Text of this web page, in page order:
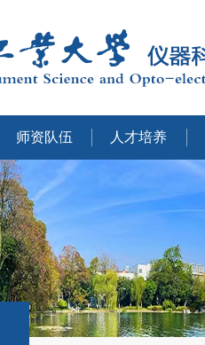
师资队伍 人才培养